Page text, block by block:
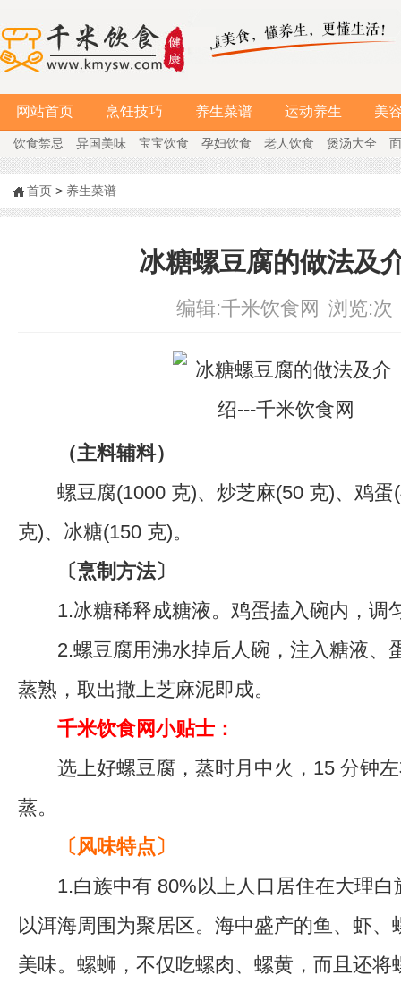
网站首页 烹饪技巧 养生菜谱 运动养生 美
饮食禁忌 异国美味 宝宝饮食 孕妇饮食 老人饮食 煲汤大全
首页 > 养生菜谱
冰糖螺豆腐的做法及
编辑:千米饮食网 浏览:次
（主料辅料）
螺豆腐(1000 克)、炒芝麻(50 克)、鸡蛋
克)、冰糖(150 克)。
〔烹制方法〕
1.冰糖稀释成糖液。鸡蛋搕入碗内，调
2.螺豆腐用沸水掉后人碗，注入糖液、
蒸熟，取出撒上芝麻泥即成。
千米饮食网小贴士：
选上好螺豆腐，蒸时月中火，15 分钟左
蒸。
〔风味特点〕
1.白族中有 80%以上人口居住在大理白
以洱海周围为聚居区。海中盛产的鱼、虾、
美味。螺蛳，不仅吃螺肉、螺黄，而且还将